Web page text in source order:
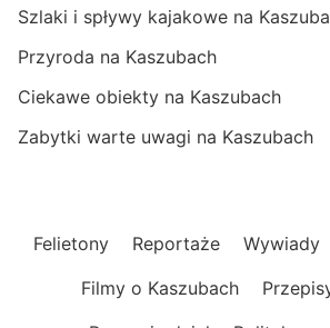
Szlaki i spływy kajakowe na
Przyroda na Kaszubach
Ciekawe obiekty na Kaszubach
Zabytki warte uwagi na Kaszubach
Felietony Reportaże Wywiady
Filmy o Kaszubach